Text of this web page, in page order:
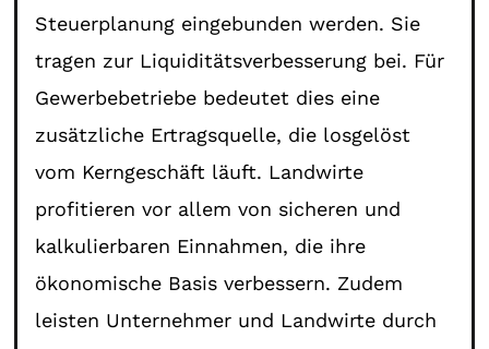
Steuerplanung eingebunden werden. Sie
tragen zur Liquiditätsverbesserung bei. Für
Gewerbebetriebe bedeutet dies eine
zusätzliche Ertragsquelle, die losgelöst
vom Kerngeschäft läuft. Landwirte
profitieren vor allem von sicheren und
kalkulierbaren Einnahmen, die ihre
ökonomische Basis verbessern. Zudem
leisten Unternehmer und Landwirte durch